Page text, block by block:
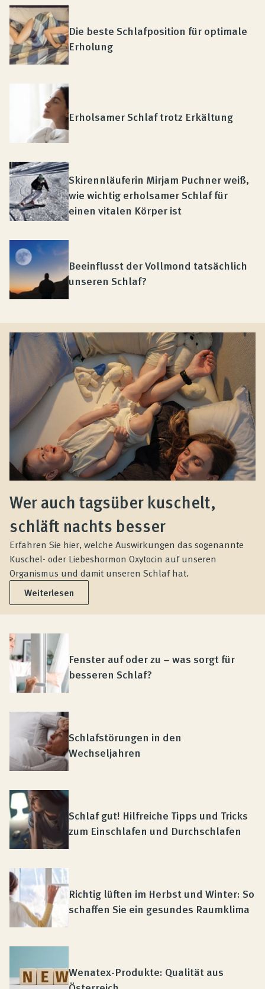
Die beste Schlafposition für optimale
Erholung
Erholsamer Schlaf trotz Erkältung
Skirennläuferin Mirjam Puchner weiß,
wie wichtig erholsamer Schlaf für
einen vitalen Körper ist
Beeinflusst der Vollmond tatsächlich
unseren Schlaf?
Wer auch tagsüber kuschelt,
schläft nachts besser
Erfahren Sie hier, welche Auswirkungen das sogenannte
Kuschel- oder Liebeshormon Oxytocin auf unseren
Organismus und damit unseren Schlaf hat.
Weiterlesen
Fenster auf oder zu – was sorgt für
besseren Schlaf?
Schlafstörungen in den
Wechseljahren
Schlaf gut! Hilfreiche Tipps und Tricks
zum Einschlafen und Durchschlafen
Richtig lüften im Herbst und Winter: So
schaffen Sie ein gesundes Raumklima
Wenatex-Produkte: Qualität aus